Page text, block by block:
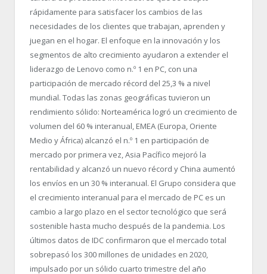
rápidamente para satisfacer los cambios de las
necesidades de los clientes que trabajan, aprenden y
juegan en el hogar. El enfoque en la innovación y los
segmentos de alto crecimiento ayudaron a extender el
liderazgo de Lenovo como n.º 1 en PC, con una
participación de mercado récord del 25,3 % a nivel
mundial. Todas las zonas geográficas tuvieron un
rendimiento sólido: Norteamérica logró un crecimiento de
volumen del 60 % interanual, EMEA (Europa, Oriente
Medio y África) alcanzó el n.º 1 en participación de
mercado por primera vez, Asia Pacífico mejoró la
rentabilidad y alcanzó un nuevo récord y China aumentó
los envíos en un 30 % interanual. El Grupo considera que
el crecimiento interanual para el mercado de PC es un
cambio a largo plazo en el sector tecnológico que será
sostenible hasta mucho después de la pandemia. Los
últimos datos de IDC confirmaron que el mercado total
sobrepasó los 300 millones de unidades en 2020,
impulsado por un sólido cuarto trimestre del año